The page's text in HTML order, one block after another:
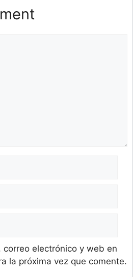
correo electrónico y web en
la próxima vez que comente.